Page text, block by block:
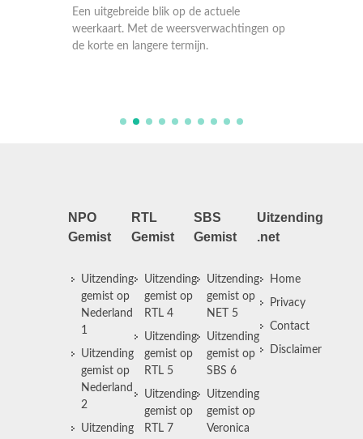
Een uitgebreide blik op de actuele
weerkaart. Met de weersverwachtingen op
de korte en langere termijn.
NPO
Gemist
Uitzending
gemist op
Nederland
1
Uitzending
gemist op
Nederland
2
Uitzending
RTL
Gemist
Uitzending
gemist op
RTL 4
Uitzending
gemist op
RTL 5
Uitzending
gemist op
RTL 7
SBS
Gemist
Uitzending
gemist op
NET 5
Uitzending
gemist op
SBS 6
Uitzending
gemist op
Veronica
Uitzending
.net
Home
Privacy
Contact
Disclaimer